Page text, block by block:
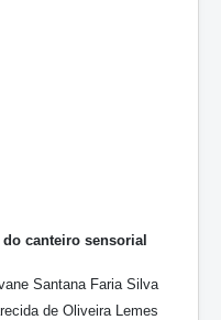
canteiro sensorial
Santana Faria Silva
de Oliveira Lemes